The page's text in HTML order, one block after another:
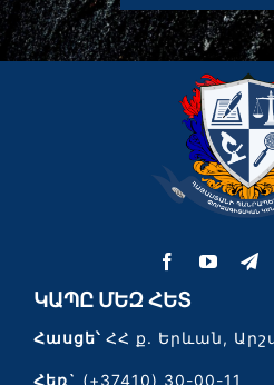
ԿԱՊԸ ՄԵԶ ՀԵՏ
Հասցե՝ՀՀ ք. Երևան,
Հեռ` (+37410) 30-00-11